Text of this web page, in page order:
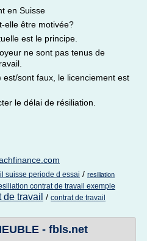
en Suisse
elle être motivée?
est le principe.
ne sont pas tenus de
sont faux, le licenciement est
le délai de résiliation.
suisse periode d essai / resiliation
contrat de travail exemple
de travail / contrat de travail
- fbls.net